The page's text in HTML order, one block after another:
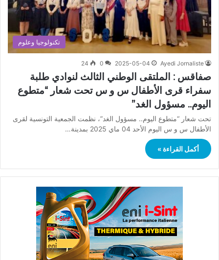
تكنولوجيا وعلوم
2025-05-04
0
24
صفاقس : الملتقى الوطني الثالث لنوادي طلبة
سفراء قرى الأطفال س و س تحت شعار “متطوع
اليوم.. مسؤول الغد”
تحت شعار “متطوع اليوم.. مسؤول الغد”، نظمت الجمعية التونسية لقرى
الأطفال س و س اليوم الأحد 04 ماي 2025 بمدينة…
أكمل القراءة »